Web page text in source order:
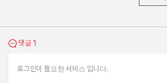
댓글 보기
댓글 1
로그인이 필요한 서비스 입니다.